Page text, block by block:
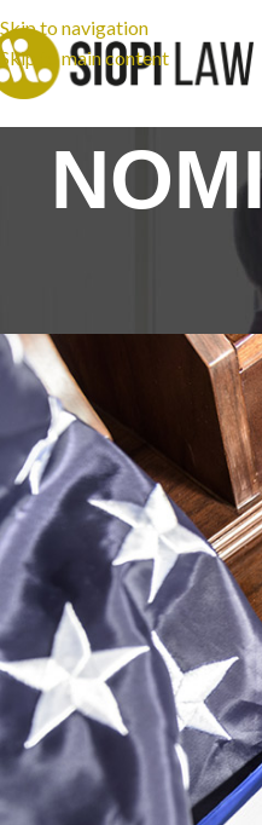
Skip to navigation
Skip to main content
Άδεια